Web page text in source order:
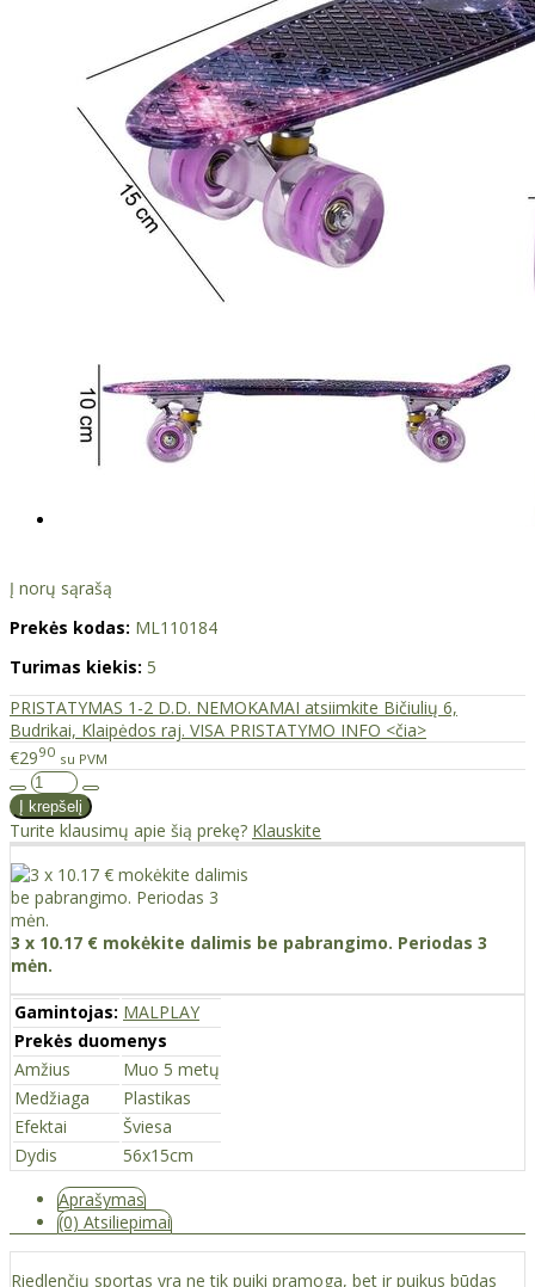
Į norų sąrašą
Prekės kodas: ML110184
Turimas kiekis: 5
PRISTATYMAS 1-2 D.D. NEMOKAMAI atsiimkite Bičiulių 6,
Budrikai, Klaipėdos raj. VISA PRISTATYMO INFO <čia>
€2990 su PVM
Turite klausimų apie šią prekę? Klauskite
3 x 10.17 € mokėkite dalimis be pabrangimo. Periodas 3
mėn.
Gamintojas: MALPLAY
Prekės duomenys
Amžius
Muo 5 metų
Medžiaga
Plastikas
Efektai
Šviesa
Dydis
56x15cm
Aprašymas
(0) Atsiliepimai
Riedlenčių sportas yra ne tik puiki pramoga, bet ir puikus būdas